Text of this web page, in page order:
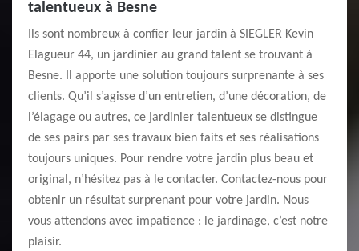
talentueux à Besne
Ils sont nombreux à confier leur jardin à SIEGLER Kevin
Elagueur 44, un jardinier au grand talent se trouvant à
Besne. Il apporte une solution toujours surprenante à ses
clients. Qu’il s’agisse d’un entretien, d’une décoration, de
l’élagage ou autres, ce jardinier talentueux se distingue
de ses pairs par ses travaux bien faits et ses réalisations
toujours uniques. Pour rendre votre jardin plus beau et
original, n’hésitez pas à le contacter. Contactez-nous pour
obtenir un résultat surprenant pour votre jardin. Nous
vous attendons avec impatience : le jardinage, c’est notre
plaisir.